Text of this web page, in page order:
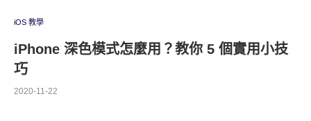
iOS 教學
iPhone 深色模式怎麼用？教你 5 個實用小技
巧
2020-11-22